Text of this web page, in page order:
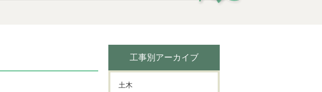
工事別アーカイブ
土木